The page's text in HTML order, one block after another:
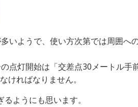
いようで、使い方次第では周囲へ
点灯開始は「交差点30メートル
ければなりません。
ようにも思います。